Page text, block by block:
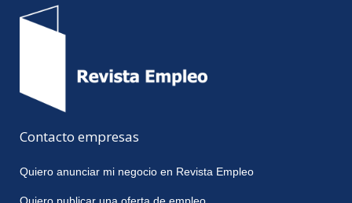
Contacto empresas
Quiero anunciar mi negocio en Revista Empleo